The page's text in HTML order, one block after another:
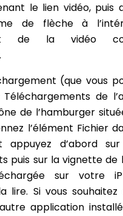
le lien vidéo, puis
de flèche à
de la vidéo
(que vous
de
de l’hamburger
l’élément Fichier
d’abord
puis sur la vignette de
sur votre
lire. Si vous
application